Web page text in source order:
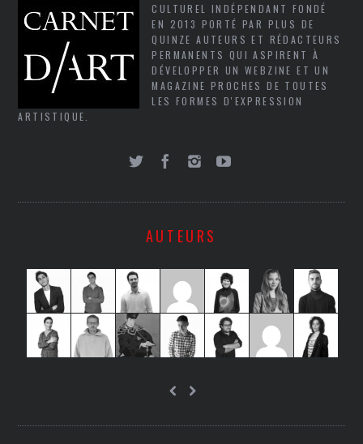
CULTUREL INDÉPENDANT FONDÉ
EN 2013 PORTÉ PAR PLUS DE
QUINZE AUTEURS ET RÉDACTEURS
PERMANENTS QUI ASPIRENT À
DÉVELOPPER UN WEBZINE ET UN
MAGAZINE PROCHES DE TOUTES
LES FORMES D'EXPRESSION
ARTISTIQUE.
AUTEURS